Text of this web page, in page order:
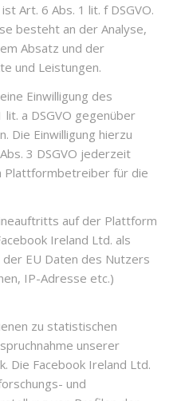
Art. 6 Abs. 1 lit. f DSGVO.
besteht an der Analyse,
Absatz und der
und Leistungen.
Einwilligung des
a DSGVO gegenüber
Die Einwilligung hierzu
3 DSGVO jederzeit
Plattformbetreiber für die
auf der Plattform
Ireland Ltd. als
EU Daten des Nutzers
IP-Adresse etc.)
zu statistischen
unserer
Die Facebook Ireland Ltd.
und